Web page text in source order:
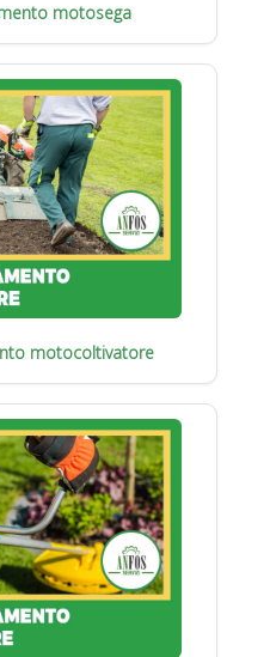
motosega
motocoltivatore